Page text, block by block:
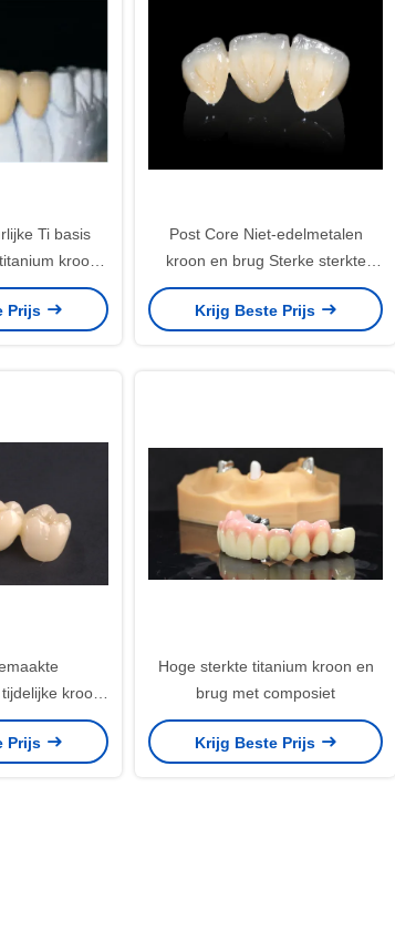
Ti basis
kroon
Prijs
Post Core Niet-edelmetalen
kroon en brug Sterke sterkte
Aanpasbaar
Krijg Beste Prijs
kroon
en kroon
Prijs
Hoge sterkte titanium kroon en
brug met composiet
Krijg Beste Prijs